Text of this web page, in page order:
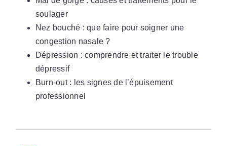
soulager
Nez bouché : que faire pour soigner une
congestion nasale ?
Dépression : comprendre et traiter le trouble
dépressif
Burn-out : les signes de l’épuisement
professionnel